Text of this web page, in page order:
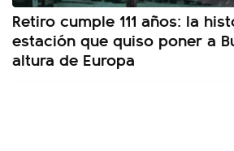
Retiro cumple 111 años: la
estación que quiso poner a
altura de Europa